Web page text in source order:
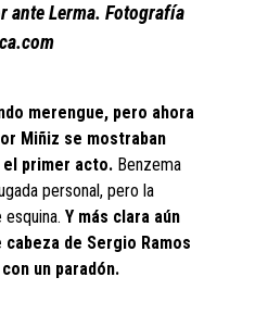
ante Lerma. Fotografía
merengue, pero ahora
Miñiz se mostraban
el primer acto. Benzema
personal, pero la
esquina.Y más clara aún
de Sergio Ramos
un paradón.